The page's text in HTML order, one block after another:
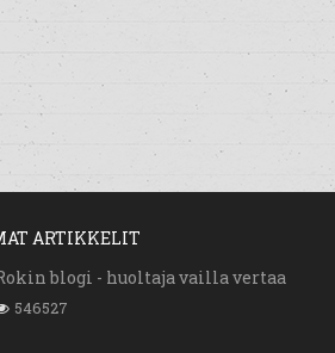
ARTIKKELIT
blogi - huoltaja vailla vertaa
546527